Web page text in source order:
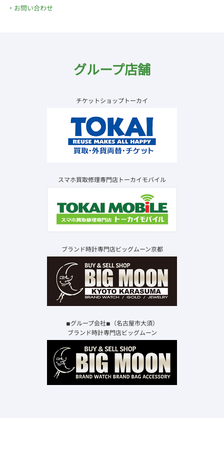
お問い合わせ
グループ店舗
チケットショップトーカイ
スマホ買取修理専門店トーカイモバイル
ブランド時計専門店ビッグムーン京都
◾︎グループ会社◾︎（名古屋市大須）
ブランド時計専門店ビッグムーン